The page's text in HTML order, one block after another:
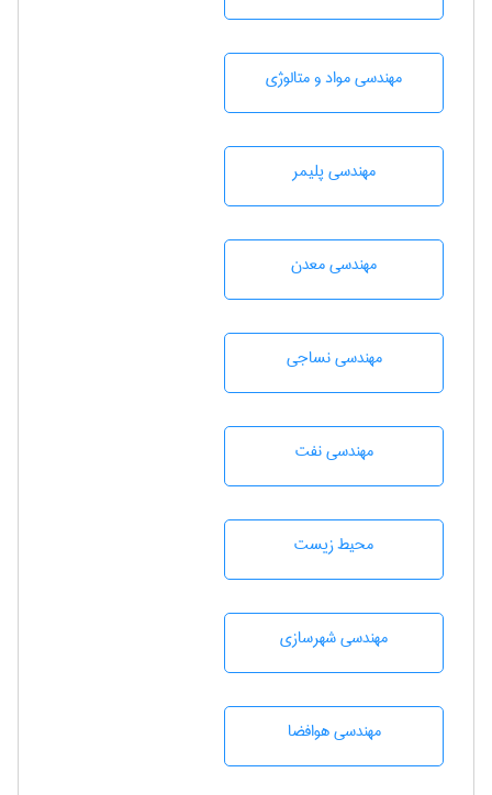
مهندسی مواد و متالوژی
مهندسی پليمر
مهندسی معدن
مهندسي نساجی
مهندسی نفت
محيط زيست
مهندسی شهرسازی
مهندسی هوافضا